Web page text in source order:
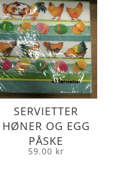
SERVIETTER
HØNER OG EGG
PÅSKE
59.00 kr